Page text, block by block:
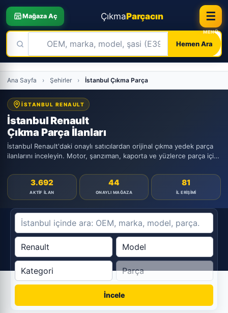
Mağaza Aç ÇıkmaParçacın
Hemen Ara
☰
to
content
Ana Sayfa › Şehirler › İstanbul Çıkma Parça
İSTANBUL RENAULT
İstanbul Renault
Çıkma Parça İlanları
İstanbul Renault'daki onaylı satıcılardan orijinal çıkma yedek parça
ilanlarını inceleyin. Motor, şanzıman, kaporta ve yüzlerce parça için
3.692
AKTIF İLAN
44
ONAYLI MAĞAZA
81
İL ERIŞIMI
İncele